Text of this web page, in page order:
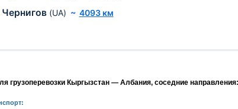
Чернигов (UA) ~ 4093 км
грузоперевозки Кыргызстан — Албания, соседние направления: